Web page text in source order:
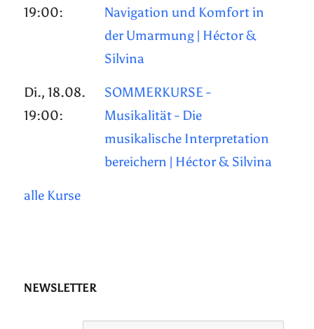
19:00:
Navigation und Komfort in
der Umarmung | Héctor &
Silvina
Di., 18.08.
19:00:
SOMMERKURSE -
Musikalität - Die
musikalische Interpretation
bereichern | Héctor & Silvina
alle Kurse
NEWSLETTER